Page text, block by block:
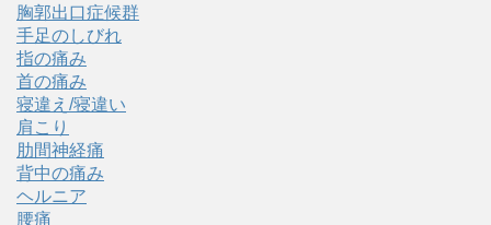
胸郭出口症候群
手足のしびれ
指の痛み
首の痛み
寝違え/寝違い
肩こり
肋間神経痛
背中の痛み
ヘルニア
腰痛